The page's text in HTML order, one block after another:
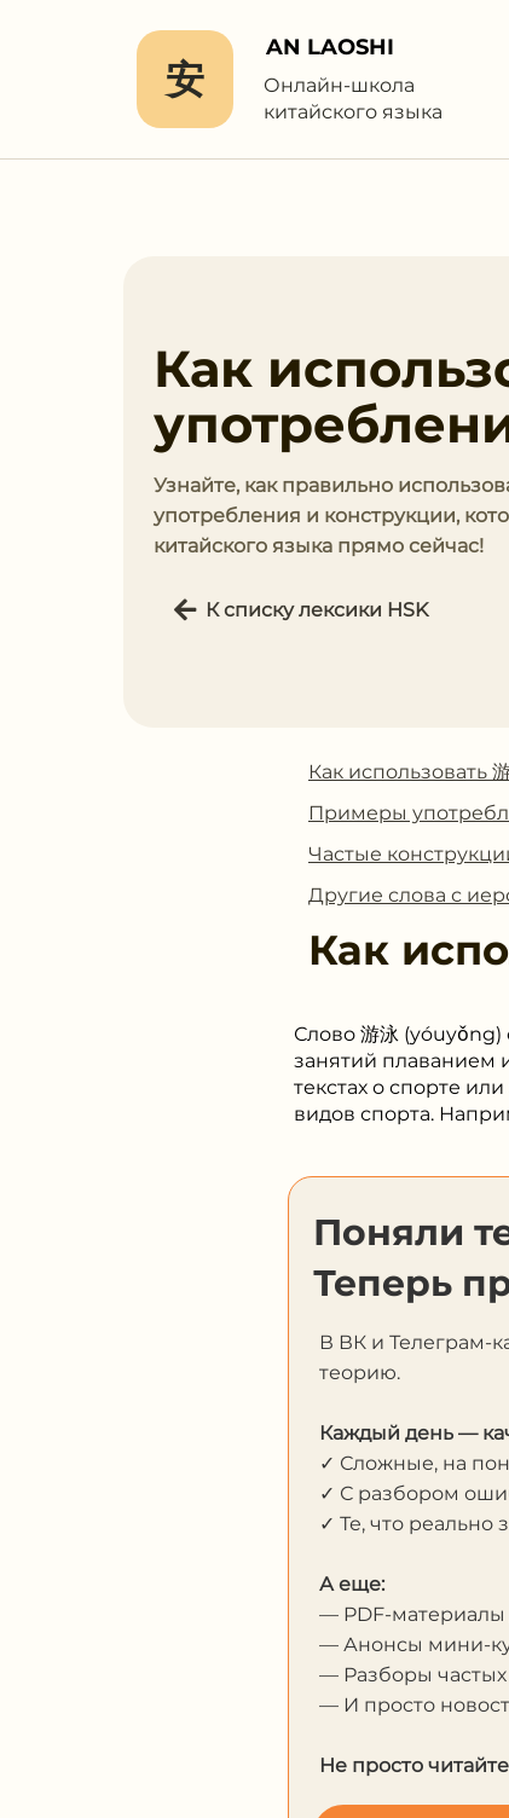
安
AN LAOSHI
Онлайн-школа
китайского языка
Как
Узнайте, как правильно
употребления и конструкции,
китайского языка прямо сейчас!
К списку лексики HSK
Как использовать
Примеры
Частые
Другие слова с
Как
Слово 游泳
занятий плаванием
текстах о спорте
видов спорта.
Поняли
Теперь
В ВК и Телеграм-
теорию.
Каждый день —
✓ Сложные, на
✓ С разбором
✓ Те, что реально
А еще:
— PDF-материалы
— Анонсы мини-
— Разборы
— И просто
Не просто